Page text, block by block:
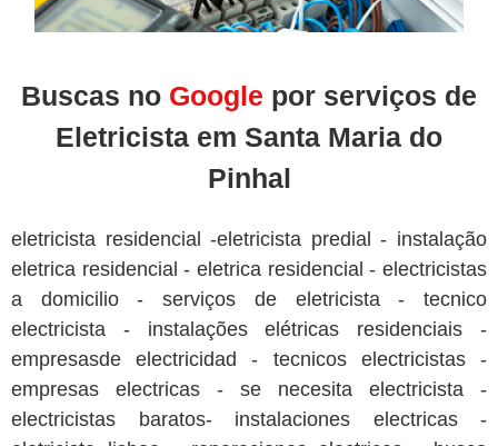
Buscas no Google por serviços de
Eletricista em Santa Maria do
Pinhal
eletricista residencial -eletricista predial - instalação
eletrica residencial - eletrica residencial - electricistas
a domicilio - serviços de eletricista - tecnico
electricista - instalações elétricas residenciais -
empresasde electricidad - tecnicos electricistas -
empresas electricas - se necesita electricista -
electricistas baratos- instalaciones electricas -